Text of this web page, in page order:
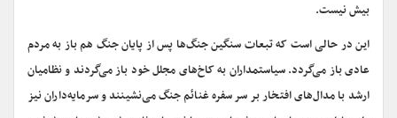
بیش نیست.
این در حالی است که تبعات سنگین جنگ‌ها پس از پایان جنگ هم باز به مردم
عادی باز می‌گردد. سیاستمداران به کاخ‌های مجلل خود باز می‌گردند و نظامیان
ارشد با مدال‌های افتخار بر سر سفره غنائم جنگ می‌نشینند و سرمایه‌داران نیز